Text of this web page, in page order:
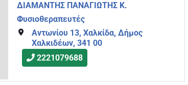
ΔΙΑΜΑΝΤΗΣ ΠΑΝΑΓΙΩΤΗΣ Κ.
Φυσιοθεραπευτές
Αντωνίου 13, Χαλκίδα, Δήμος
Χαλκιδέων, 341 00
2221079688